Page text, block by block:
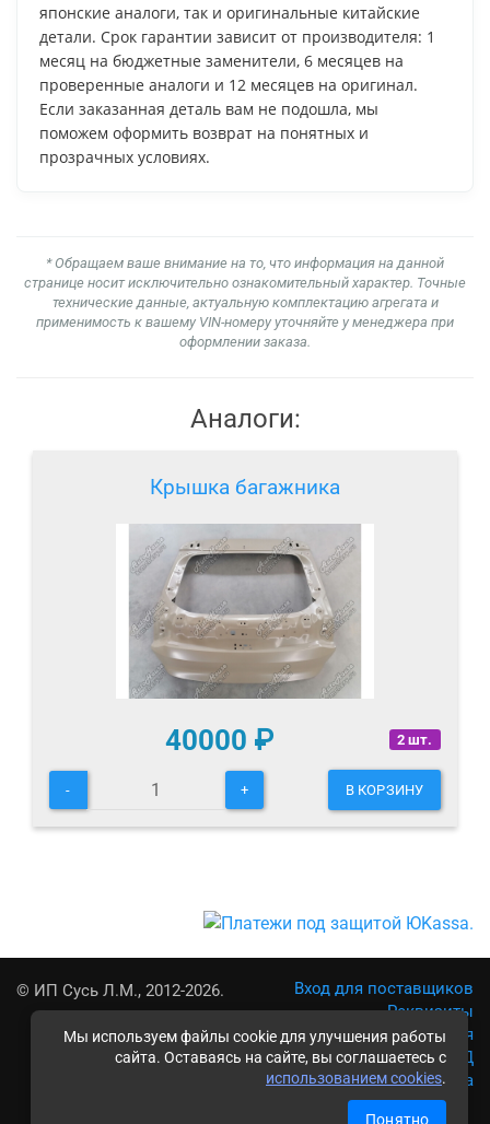
Мы используем файлы cookie для улучшения работы
сайта. Оставаясь на сайте, вы соглашаетесь с
использованием cookies.
Понятно
японские аналоги, так и оригинальные китайские
детали. Срок гарантии зависит от производителя: 1
месяц на бюджетные заменители, 6 месяцев на
проверенные аналоги и 12 месяцев на оригинал.
Если заказанная деталь вам не подошла, мы
поможем оформить возврат на понятных и
прозрачных условиях.
* Обращаем ваше внимание на то, что информация на данной
странице носит исключительно ознакомительный характер. Точные
технические данные, актуальную комплектацию агрегата и
применимость к вашему VIN-номеру уточняйте у менеджера при
оформлении заказа.
Аналоги:
Крышка багажника
2 шт.
40000 ₽
- + В КОРЗИНУ
© ИП Сусь Л.М., 2012-2026.
Вход для поставщиков
Реквизиты
Условия использования
Политика обработки ПД
Карта сайта